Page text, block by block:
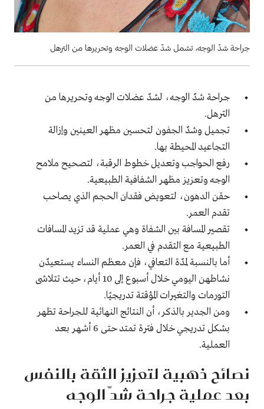
جراحة شدّ الوجه، تشمل شدّ عضلات الوجه وتحريرها من الترهل
جراحة شدّ الوجه، لشدّ عضلات الوجه وتحريرها من
الترهل.
تجميل وشدّ الجفون لتحسين مظهر العينين وإزالة
التجاعيد المحيطة بها.
رفع الحواجب وتعديل خطوط الرقبة، لتصحيح ملامح
الوجه وتعزيز مظهر الشفافية الطبيعية.
حقن الدهون، لتعويض فقدان الحجم الذي يصاحب
تقدم العمر.
تقصير المسافة بين الشفاة وهي عملية قد تزيد المسافات
الطبيعية مع التقدم في العمر.
أما بالنسبة لمدّة التعافي، فإن معظم النساء يستعيدّن
نشاطهن اليومي خلال أسبوع إلى 10 أيام، حيث تتلاشى
التورمات والتغيرات المؤقتة تدريجيًا.
ومن الجدير بالذكر، أن النتائج النهائية للجراحة تظهر
بشكل تدريجي خلال فترة تمتد حتى 6 أشهر بعد
العملية.
نصائح ذهبية لتعزيز الثقة بالنفس
بعد عملية جراحة شدّ الوجه